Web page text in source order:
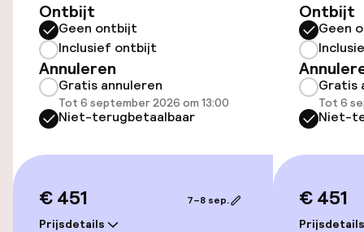
Kamers
Familiekamers beschikbaar
Zwemmen & wellness
Fitnessruimte / gym
Entertainment
Ontbijt
Geen ontbijt
Inclusief ontbijt
Annuleren
Gratis annuleren
Tot 6 september 2026 om 13:00
Niet-terugbetaalbaar
€ 451
Prijsdetails
7–8 sep.
Ontbijt
Geen
Gratis
Tot 6
Niet-
€ 451
Prijsdetails